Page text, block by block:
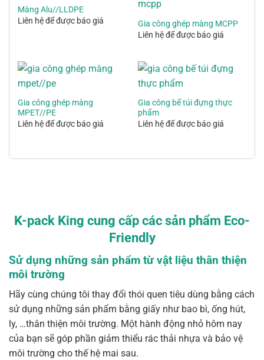
Màng Alu//LLDPE
Liên hệ để được báo giá
Gia công ghép màng MCPP
Liên hệ để được báo giá
Gia công ghép màng
MPET//PE
Liên hệ để được báo giá
Gia công bế túi đựng thực
phẩm
Liên hệ để được báo giá
K-pack King cung cấp các sản phẩm Eco-
Friendly
Sử dụng những sản phẩm từ vật liệu thân thiện
môi trường
Hãy cùng chúng tôi thay đổi thói quen tiêu dùng bằng cách
sử dụng những sản phẩm bằng giấy như bao bì, ống hút,
ly, …thân thiện môi trường. Một hành động nhỏ hôm nay
của bạn sẽ góp phần giảm thiểu rác thải nhựa và bảo vệ
môi trường cho thế hệ mai sau.